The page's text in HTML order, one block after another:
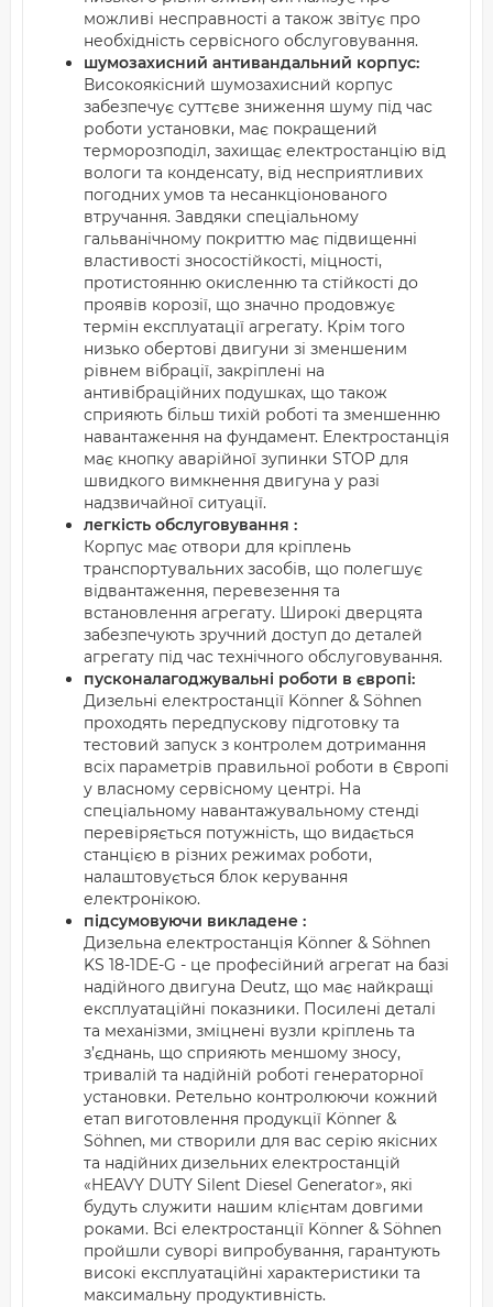
можливі несправності а також звітує про
необхідність сервісного обслуговування.
шумозахисний антивандальний корпус:
Високоякісний шумозахисний корпус
забезпечує суттєве зниження шуму під час
роботи установки, має покращений
терморозподіл, захищає електростанцію від
вологи та конденсату, від несприятливих
погодних умов та несанкціонованого
втручання. Завдяки спеціальному
гальванічному покриттю має підвищенні
властивості зносостійкості, міцності,
протистоянню окисленню та стійкості до
проявів корозії, що значно продовжує
термін експлуатації агрегату. Крім того
низько обертові двигуни зі зменшеним
рівнем вібрації, закріплені на
антивібраційних подушках, що також
сприяють більш тихій роботі та зменшенню
навантаження на фундамент. Електростанція
має кнопку аварійної зупинки STOP для
швидкого вимкнення двигуна у разі
надзвичайної ситуації.
легкість обслуговування :
Корпус має отвори для кріплень
транспортувальних засобів, що полегшує
відвантаження, перевезення та
встановлення агрегату. Широкі дверцята
забезпечують зручний доступ до деталей
агрегату під час технічного обслуговування.
пусконалагоджувальні роботи в європі:
Дизельні електростанції Könner & Söhnen
проходять передпускову підготовку та
тестовий запуск з контролем дотримання
всіх параметрів правильної роботи в Європі
у власному сервісному центрі. На
спеціальному навантажувальному стенді
перевіряється потужність, що видається
станцією в різних режимах роботи,
налаштовується блок керування
електронікою.
підсумовуючи викладене :
Дизельна електростанція Könner & Söhnen
KS 18-1DE-G - це професійний агрегат на базі
надійного двигуна Deutz, що має найкращі
експлуатаційні показники. Посилені деталі
та механізми, зміцнені вузли кріплень та
з’єднань, що сприяють меншому зносу,
тривалій та надійній роботі генераторної
установки. Ретельно контролюючи кожний
етап виготовлення продукції Könner &
Söhnen, ми створили для вас серію якісних
та надійних дизельних електростанцій
«HEAVY DUTY Silent Diesel Generator», якi
будуть служити нашим клієнтам довгими
роками. Всі електростанції Könner & Söhnen
пройшли суворі випробування, гарантують
високі експлуатаційні характеристики та
максимальну продуктивність.